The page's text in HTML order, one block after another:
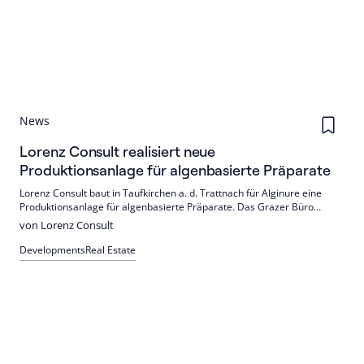
News
Lorenz Consult realisiert neue
Produktionsanlage für algenbasierte Präparate
Lorenz Consult baut in Taufkirchen a. d. Trattnach für Alginure eine
Produktionsanlage für algenbasierte Präparate. Das Grazer Büro
fungiert als Generalplaner; Fertigstellung ist Ende 2027 vorgesehen.
von Lorenz Consult
DevelopmentsReal Estate